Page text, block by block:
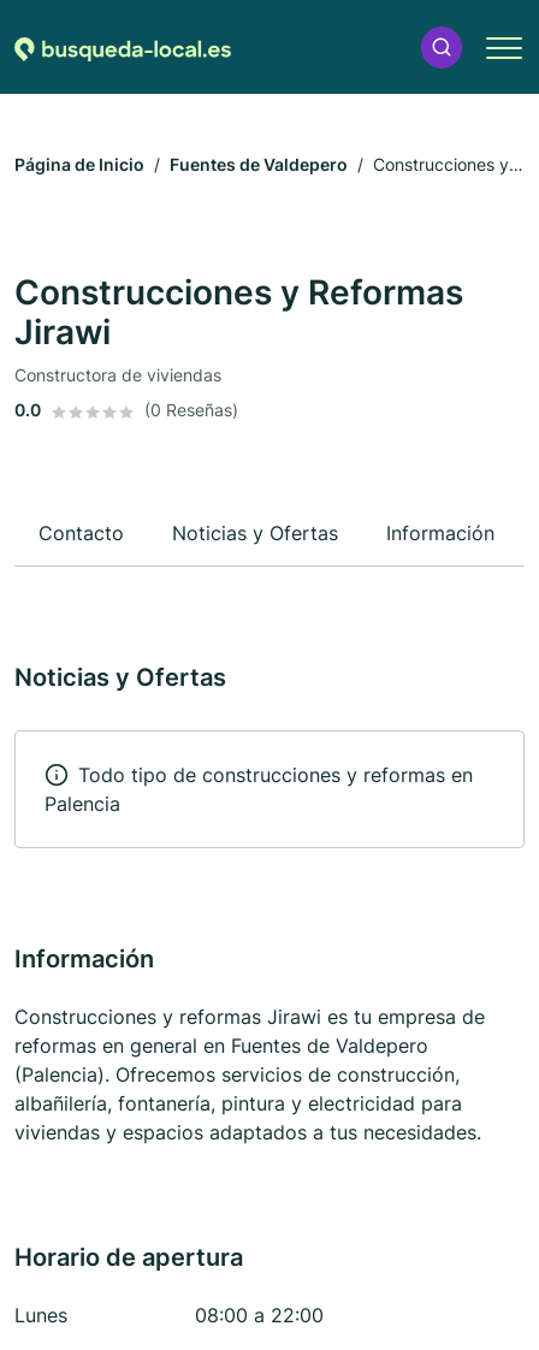
Página de Inicio Fuentes de Valdepero
Construcciones y
Construcciones y Reformas
Jirawi
Constructora de viviendas
0.0
(0 Reseñas)
Contacto Noticias y Ofertas Información
Noticias y Ofertas
Todo tipo de construcciones y reformas en
Palencia
Información
Construcciones y reformas Jirawi es tu empresa de
reformas en general en Fuentes de Valdepero
(Palencia). Ofrecemos servicios de construcción,
albañilería, fontanería, pintura y electricidad para
viviendas y espacios adaptados a tus necesidades.
Horario de apertura
Lunes
08:00 a 22:00